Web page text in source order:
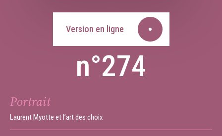
Version en ligne
n°274
Portrait
Laurent Myotte et l’art des choix